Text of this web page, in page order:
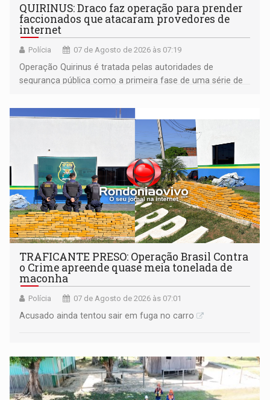
QUIRINUS: Draco faz operação para prender
faccionados que atacaram provedores de
internet
Polícia 07 de Agosto de 2026 às 07:19
Operação Quirinus é tratada pelas autoridades de
segurança pública como a primeira fase de uma série de
TRAFICANTE PRESO: Operação Brasil Contra
o Crime apreende quase meia tonelada de
maconha
Polícia 07 de Agosto de 2026 às 07:01
Acusado ainda tentou sair em fuga no carro